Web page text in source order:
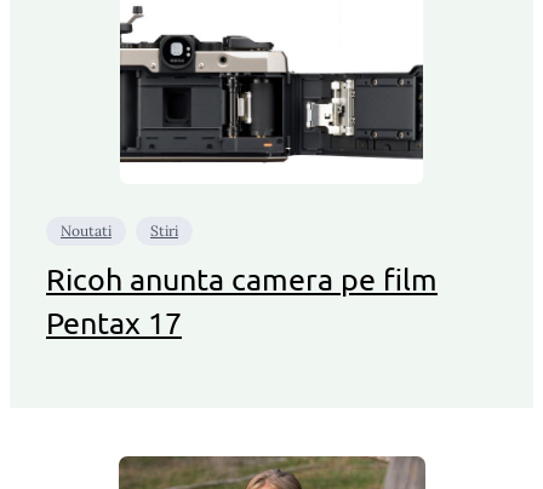
Noutati Stiri
Ricoh anunta camera pe film
Pentax 17